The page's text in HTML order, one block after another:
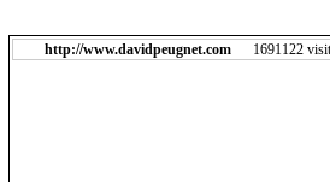
http://www.davidpeugnet.com 1691122